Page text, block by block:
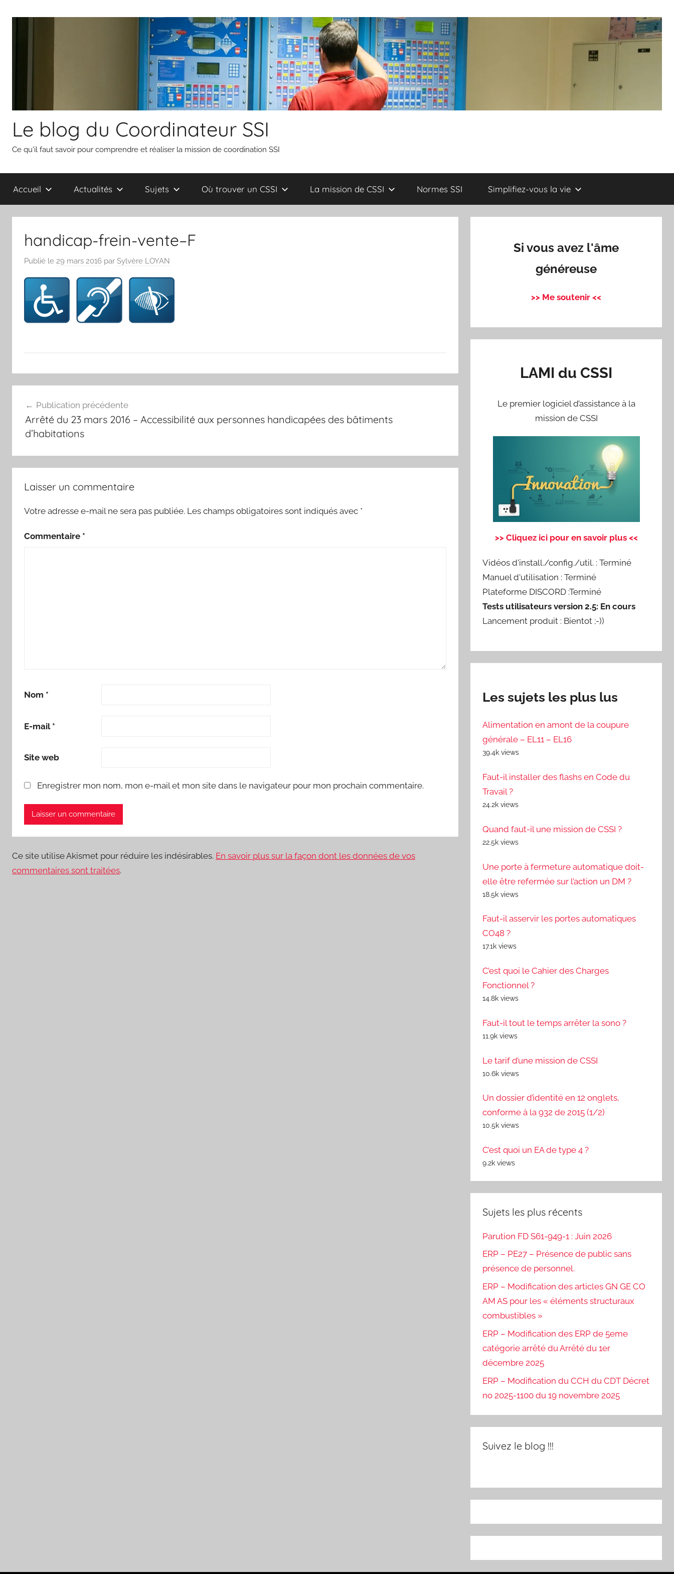
Le blog du Coordinateur SSI
Ce qu'il faut savoir pour comprendre et réaliser la mission de coordination SSI
Accueil Actualités Sujets Où trouver un CSSI La mission de CSSI Normes SSI Simplifiez-vous la vie
handicap-frein-vente–F
Publié le 29 mars 2016 par Sylvère LOYAN
de
l’article
Publication précédente
Arrêté du 23 mars 2016 – Accessibilité aux personnes handicapées des bâtiments
d’habitations
Laisser un commentaire
Votre adresse e-mail ne sera pas publiée. Les champs obligatoires sont indiqués avec *
Commentaire *
Nom *
E-mail *
Site web
Enregistrer mon nom, mon e-mail et mon site dans le navigateur pour mon prochain commentaire.
Ce site utilise Akismet pour réduire les indésirables. En savoir plus sur la façon dont les données de vos
commentaires sont traitées.
Si vous avez l'âme
généreuse
>> Me soutenir <<
LAMI du CSSI
Le premier logiciel d’assistance à la
mission de CSSI
>> Cliquez ici pour en savoir plus <<
Vidéos d'install./config./util. : Terminé
Manuel d'utilisation : Terminé
Plateforme DISCORD :Terminé
Tests utilisateurs version 2.5: En cours
Lancement produit : Bientot ;-))
Les sujets les plus lus
Alimentation en amont de la coupure
générale – EL11 – EL16
39.4k views
Faut-il installer des flashs en Code du
Travail ?
24.2k views
Quand faut-il une mission de CSSI ?
22.5k views
Une porte à fermeture automatique doit-
elle être refermée sur l’action un DM ?
18.5k views
Faut-il asservir les portes automatiques
CO48 ?
17.1k views
C’est quoi le Cahier des Charges
Fonctionnel ?
14.8k views
Faut-il tout le temps arrêter la sono ?
11.9k views
Le tarif d’une mission de CSSI
10.6k views
Un dossier d’identité en 12 onglets,
conforme à la 932 de 2015 (1/2)
10.5k views
C’est quoi un EA de type 4 ?
9.2k views
Sujets les plus récents
Parution FD S61-949-1 : Juin 2026
ERP – PE27 – Présence de public sans
présence de personnel.
ERP – Modification des articles GN GE CO
AM AS pour les « éléments structuraux
combustibles »
ERP – Modification des ERP de 5eme
catégorie arrêté du Arrêté du 1er
décembre 2025
ERP – Modification du CCH du CDT Décret
no 2025-1100 du 19 novembre 2025
Suivez le blog !!!